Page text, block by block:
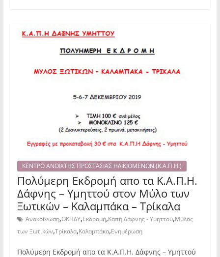
ΚΕΝΤΡΟ ΑΝΟΙΧΤΗΣ ΠΡΟΣΤΑΣΙΑΣ ΗΛΙΚΙΩΜΕΝΩΝ (Κ.Α.Π.Η.)
Πολύμερη Εκδρομή απο τα Κ.Α.Π.Η.
Δάφνης – Υμηττού στον Μύλο των
Ξωτικών – Καλαμπάκα – Τρίκαλα
Ανακοίνωση,ΟΚΠΔΥ,Εκδρομή,Καπή Δάφνης - Υμηττού,Μύλος
των Ξωτικών,Τρίκαλα,Καλαμπάκα,Ενημέρωση
Πολύμερη Εκδρομή απο τα Κ.Α.Π.Η. Δάφνης – Υμηττού